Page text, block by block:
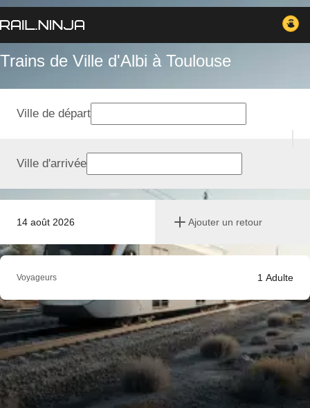
Trains de Ville d'Albi à Toulouse
14 août 2026 Ajouter un retour
Ville de départ
Ville d'arrivée
Voyageurs 1 Adulte